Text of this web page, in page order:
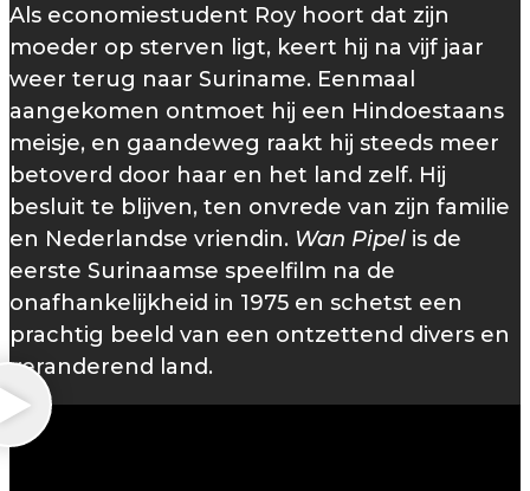
Als economiestudent Roy hoort dat zijn
moeder op sterven ligt, keert hij na vijf jaar
weer terug naar Suriname. Eenmaal
aangekomen ontmoet hij een Hindoestaans
meisje, en gaandeweg raakt hij steeds meer
betoverd door haar en het land zelf. Hij
besluit te blijven, ten onvrede van zijn familie
en Nederlandse vriendin. Wan Pipel is de
eerste Surinaamse speelfilm na de
onafhankelijkheid in 1975 en schetst een
prachtig beeld van een ontzettend divers en
veranderend land.